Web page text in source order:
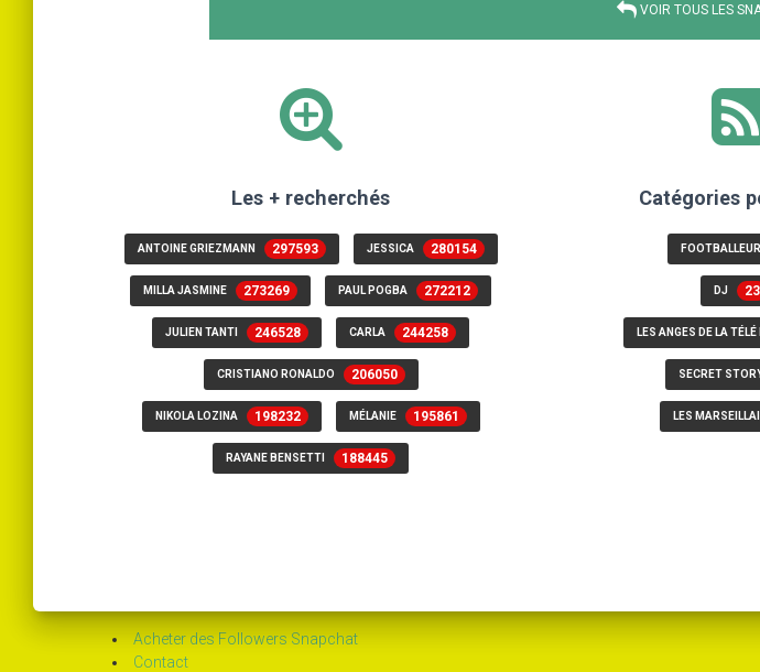
VOIR TOUS LES
Les + recherchés
ANTOINE GRIEZMANN 297593 JESSICA 280154
MILLA JASMINE 273269 PAUL POGBA 272212
JULIEN TANTI 246528 CARLA 244258
CRISTIANO RONALDO 206050
NIKOLA LOZINA 198232 MÉLANIE 195861
RAYANE BENSETTI 188445
Catégories
FOOTBALLEUR
DJ 23
LES ANGES DE LA
SECRET
LES
Acheter des Followers Snapchat
Contact